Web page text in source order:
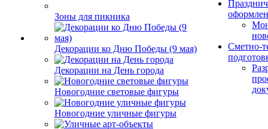
Зоны для пикника
Декорации ко Дню Победы (9 мая)
Декорации на День города
Новогодние световые фигуры
Новогодние уличные фигуры
Сметно-